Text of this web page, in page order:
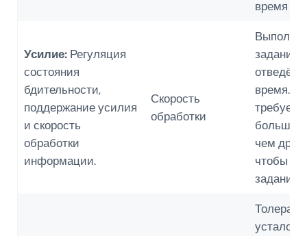
время
Усилие: Регуляция
состояния
бдительности,
поддержание усилия
и скорость
обработки
информации.
Скорость
обработки
задания
время.
больше
чем
чтобы
задание.